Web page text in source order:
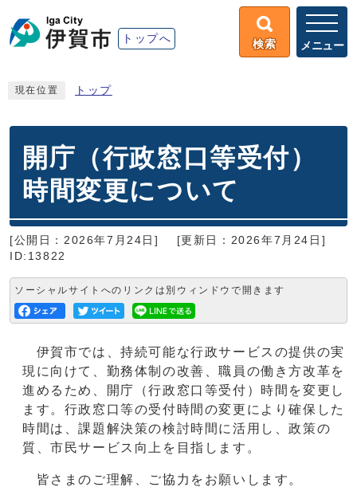
トップへ 検索 メニュー
現在位置 トップ
開庁（行政窓口等受付）
時間変更について
[公開日：2026年7月24日]
[更新日：2026年7月24日]
ID:13822
ソーシャルサイトへのリンクは別ウィンドウで開きます
伊賀市では、持続可能な行政サービスの提供の実
現に向けて、勤務体制の改善、職員の働き方改革を
進めるため、開庁（行政窓口等受付）時間を変更し
ます。行政窓口等の受付時間の変更により確保した
時間は、課題解決策の検討時間に活用し、政策の
質、市民サービス向上を目指します。
皆さまのご理解、ご協力をお願いします。